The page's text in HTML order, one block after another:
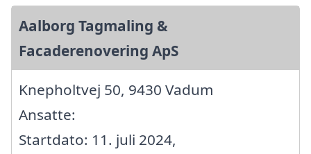
Aalborg Tagmaling &
Facaderenovering ApS
Knepholtvej 50, 9430 Vadum
Ansatte:
Startdato: 11. juli 2024,